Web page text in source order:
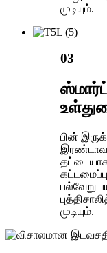
முடியும்.
03
பின்
பல்வேறு
முடியும்.